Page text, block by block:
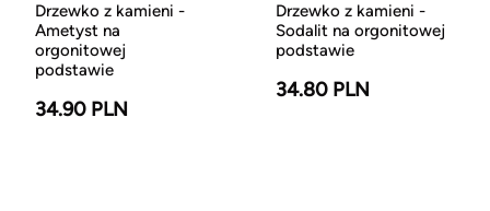
Drzewko z kamieni -
Ametyst na
orgonitowej
podstawie
34.90 PLN
Drzewko z kamieni -
Sodalit na orgonitowej
podstawie
34.80 PLN